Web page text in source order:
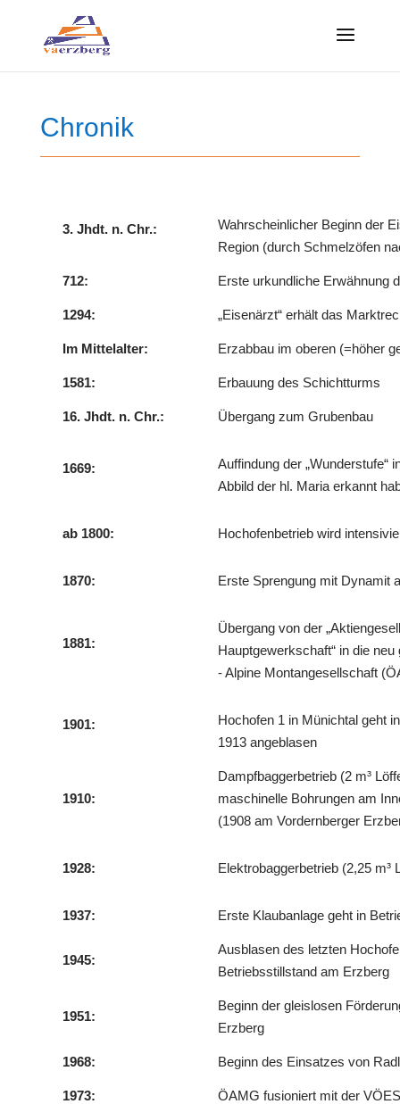
content
Chronik
3. Jhdt. n. Chr.:
Wahrscheinlicher Beginn der
Region (durch Schmelzöfen
712: Erste urkundliche Erwähnung
1294: „Eisenärzt“ erhält das
Im Mittelalter: Erzabbau im oberen (=höher
1581: Erbauung des Schichtturms
16. Jhdt. n. Chr.: Übergang zum Grubenbau
1669:
Auffindung der „Wunderstufe“
Abbild der hl. Maria erkannt
ab 1800: Hochofenbetrieb wird
1870: Erste Sprengung mit Dynamit
1881:
Übergang von der
Hauptgewerkschaft“ in die
- Alpine Montangesellschaft
1901:
Hochofen 1 in Münichtal geht
1913 angeblasen
1910:
Dampfbaggerbetrieb (2 m³
maschinelle Bohrungen am
(1908 am Vordernberger
1928: Elektrobaggerbetrieb (2,25 m³
1937: Erste Klaubanlage geht in
1945:
Ausblasen des letzten
Betriebsstillstand am Erzberg
1951:
Beginn der gleislosen
Erzberg
1968: Beginn des Einsatzes von
1973: ÖAMG fusioniert mit der